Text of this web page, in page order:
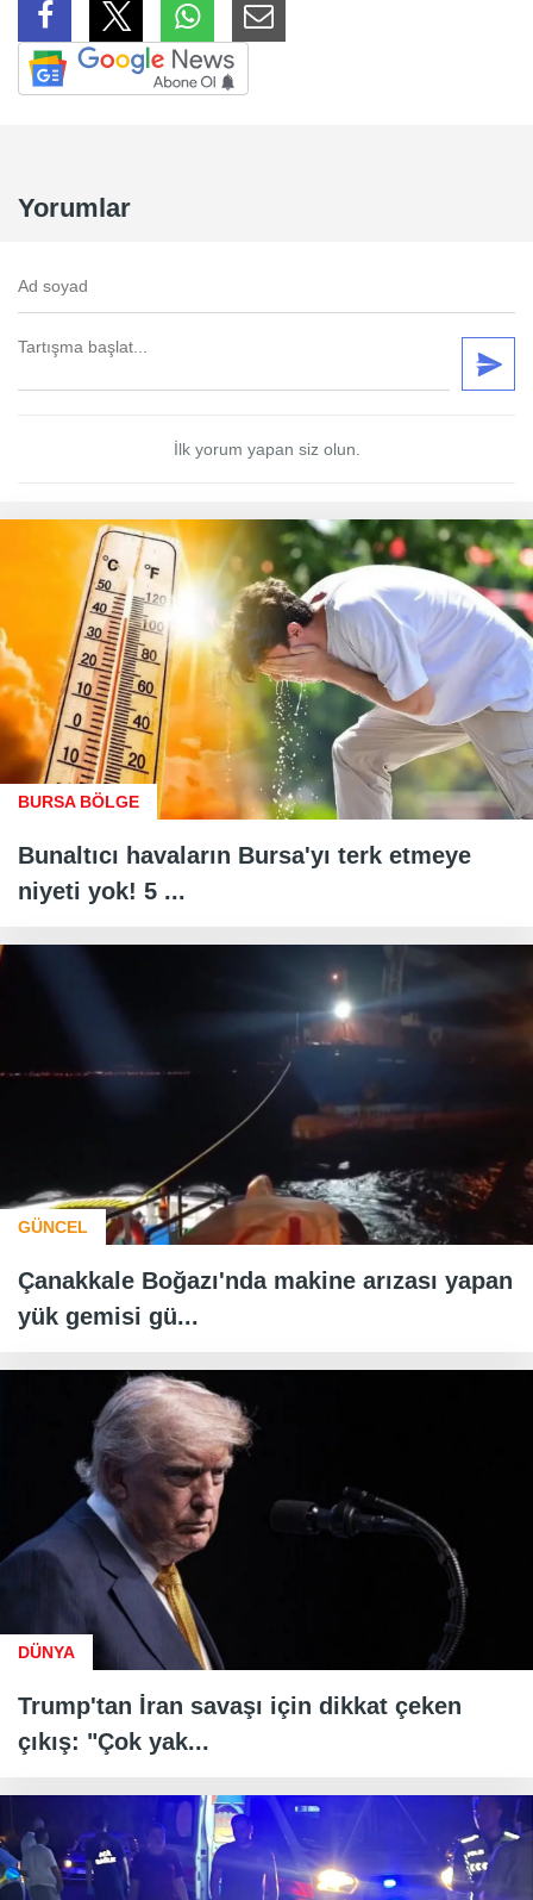
Yorumlar
İlk yorum yapan siz olun.
BURSA BÖLGE
Bunaltıcı havaların Bursa'yı terk etmeye
niyeti yok! 5 ...
GÜNCEL
Çanakkale Boğazı'nda makine arızası yapan
yük gemisi gü...
DÜNYA
Trump'tan İran savaşı için dikkat çeken
çıkış: "Çok yak...